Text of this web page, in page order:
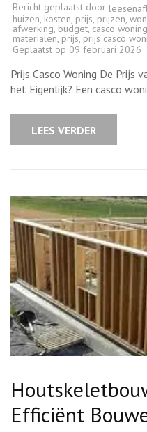
Bericht geplaatst door
huizen, kosten, prijs, prijzen,
afwerking, budget, casco woning
materialen, prijs, prijs casco
Geplaatst op 09 februari 2026
Prijs Casco Woning De Prijs
het Eigenlijk? Een casco
LEES VERDER
Efficiënt